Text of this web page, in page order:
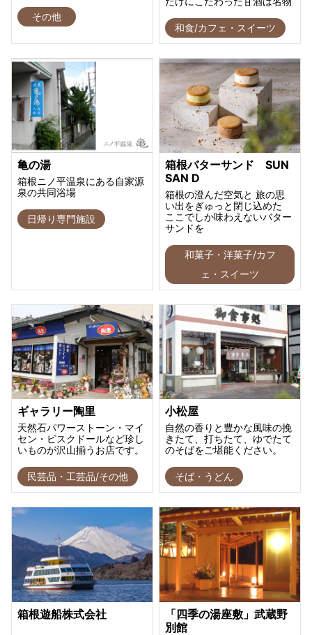
その他
和食/カフェ・スイーツ
亀の湯
箱根ニノ平温泉にある自家源
泉の共同浴場
日帰り専門施設
箱根バターサンド SUN
SAN D
箱根の澄んだ空気と 旅の思
い出をぎゅっと閉じ込めた
ここでしか味わえないバター
サンドを
和菓子・洋菓子/カフ
ェ・スイーツ
ギャラリー陶里
天然石パワーストーン・マイ
セン・ビスクドールなど珍し
いものが沢山揃うお店です。
民芸品・工芸品/その他
小松屋
自然の香りと豊かな風味の挽
きたて、打ちたて、ゆでたて
のそばをご堪能ください。
そば・うどん
箱根遊船株式会社
「四季の湯座敷」武蔵野
別館